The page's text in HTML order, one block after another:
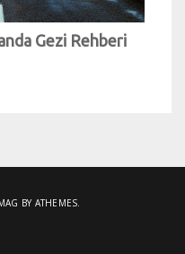
Gezi Rehberi
BY ATHEMES.